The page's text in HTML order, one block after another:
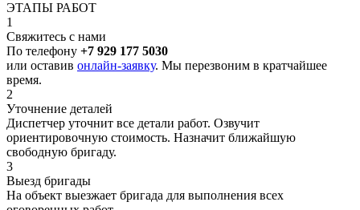
ЭТАПЫ РАБОТ
1
Свяжитесь с нами
По телефону +7 929 177 5030
или оставив онлайн-заявку. Мы перезвоним в кратчайшее
время.
2
Уточнение деталей
Диспетчер уточнит все детали работ. Озвучит
ориентировочную стоимость. Назначит ближайшую
свободную бригаду.
3
Выезд бригады
На объект выезжает бригада для выполнения всех